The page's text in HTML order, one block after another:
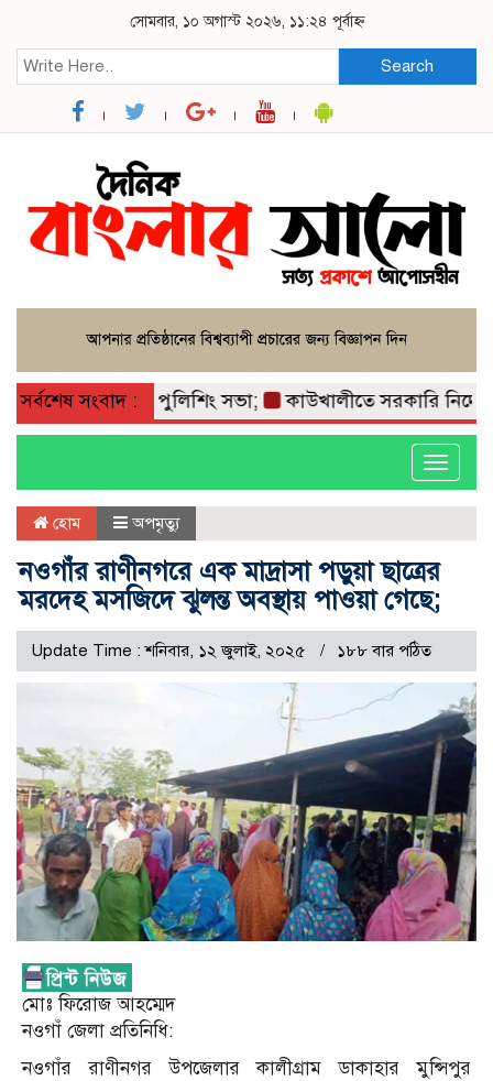
সোমবার, ১০ অগাস্ট ২০২৬, ১১:২৪ পূর্বাহ্ন
Search
সর্বশেষ সংবাদ :
কমিউনিটি পুলিশিং সভা; কাউখালীতে সরকারি নির্দেশ
Toggle
হোম অপমৃত্যু
নওগাঁর রাণীনগরে এক মাদ্রাসা পড়ুয়া ছাত্রের
মরদেহ মসজিদে ঝুলন্ত অবস্থায় পাওয়া গেছে;
Update Time : শনিবার, ১২ জুলাই, ২০২৫ ১৮৮ বার পঠিত
মোঃ ফিরোজ আহম্মেদ
নওগাঁ জেলা প্রতিনিধি:
নওগাঁর রাণীনগর উপজেলার কালীগ্রাম ডাকাহার মুন্সিপুর